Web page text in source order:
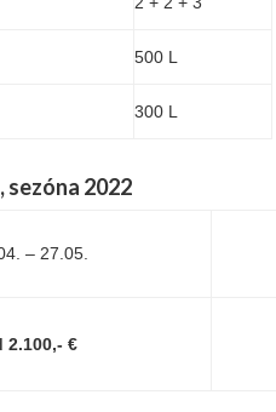
500 L
300 L
sezóna 2022
– 27.05.
2.100,- €